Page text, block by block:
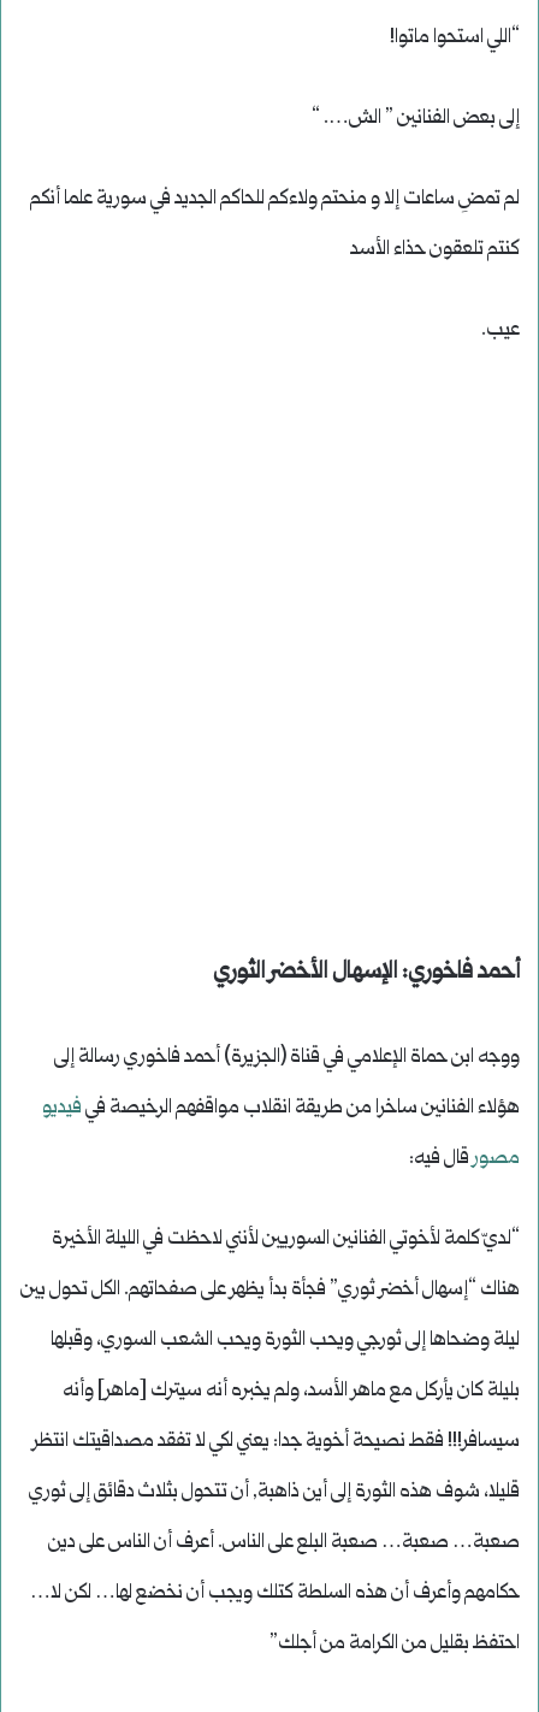
“اللي استحوا ماتوا!
إلى بعض الفنانين ” الش…. “
لم تمضِ ساعات إلا و منحتم ولاءكم للحاكم الجديد في سورية علما أنكم
كنتم تلعقون حذاء الأسد
عيب.
أحمد فاخوري: الإسهال الأخضر الثوري
ووجه ابن حماة الإعلامي في قناة (الجزيرة) أحمد فاخوري رسالة إلى
هؤلاء الفنانين ساخرا من طريقة انقلاب مواقفهم الرخيصة فيفيديو
مصورقال فيه:
“لديّ كلمة لأخوتي الفنانين السوريين لأنني لاحظت في الليلة الأخيرة
هناك “إسهال أخضر ثوري” فجأة بدأ يظهر على صفحاتهم. الكل تحول بين
ليلة وضحاها إلى ثورجي ويحب الثورة ويحب الشعب السوري، وقبلها
بليلة كان يأركل مع ماهر الأسد، ولم يخبره أنه سيترك [ماهر] وأنه
سيسافر!!! فقط نصيحة أخوية جدا: يعني لكي لا تفقد مصداقيتك انتظر
قليلا، شوف هذه الثورة إلى أين ذاهبة, أن تتحول بثلاث دقائق إلى ثوري
صعبة… صعبة… صعبة البلع على الناس. أعرف أن الناس على دين
حكامهم وأعرف أن هذه السلطة كتلك ويجب أن نخضع لها… لكن لا…
احتفظ بقليل من الكرامة من أجلك”